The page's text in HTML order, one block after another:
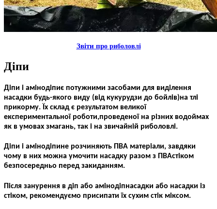
Звiти про риболовлi
Дiпи
Дiпи і амiнодiпиє потужними засобами для виділення
насадки будь-якого виду (від кукурудзи до бойлiв)на тлі
прикорму. Їх склад є результатом великої
експериментальної роботи,проведеної на різних водоймах
як в умовах змагань, так і на звичайній риболовлі.
Дiпи і амiнодiпине розчиняють ПВА матеріали, завдяки
чому в них можна умочити насадку разом з ПВАстiком
безпосередньо перед закиданням.
Після занурення в дiп або амiнодiпнасадки або насадки із
стiком, рекомендуємо присипати їх сухим стiк міксом.